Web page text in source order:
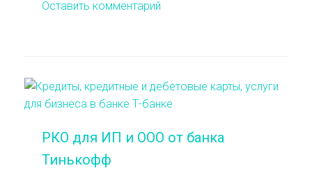
Оставить комментарий
РКО для ИП и ООО от банка
Тинькофф